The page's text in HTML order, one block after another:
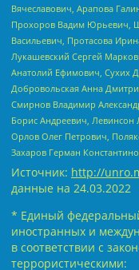
Вячеславович, Арапова
Прохоров Вадим Юрьевич,
Васильевич, Протасова
Лукашевский Сергей
Анатолий Ефимович, Сухих
Добровольская Анна
Смирнов Владимир
Борис Андреевич,
Орлов Олег Петрович,
Захаров Герман
Источник: http://
данные на 24.03.2022
* Единый
иностранных и
в соответствии с
террористическими: